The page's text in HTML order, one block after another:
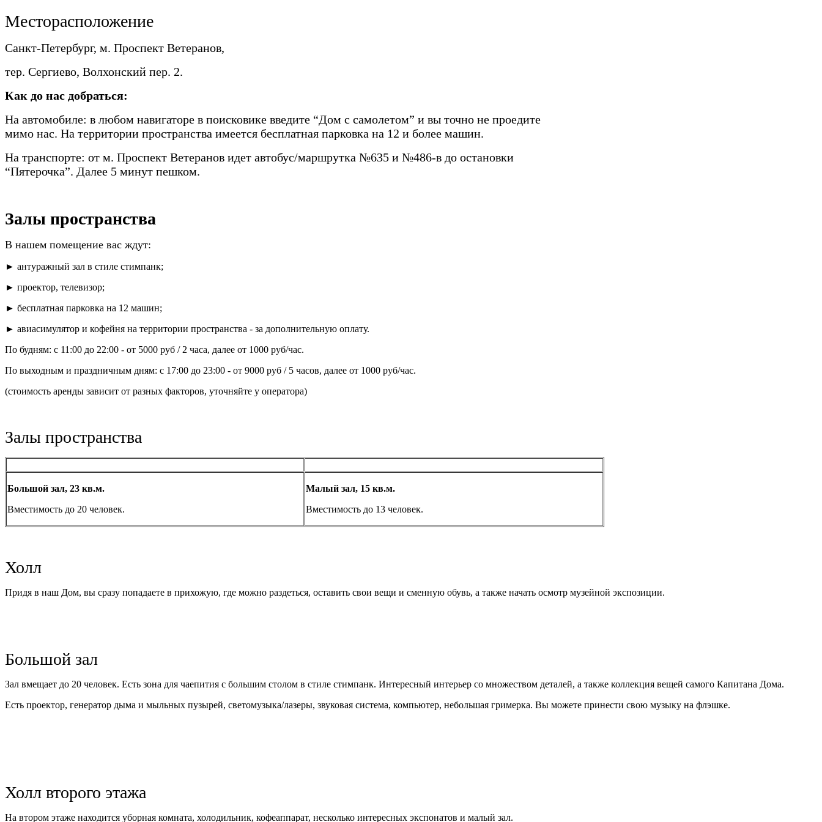
Месторасположение
Санкт-Петербург, м. Проспект Ветеранов,
тер. Сергиево, Волхонский пер. 2.
Как до нас добраться:
На автомобиле: в любом навигаторе в поисковике введите “Дом с самолетом” и вы точно не проедите
мимо нас. На территории пространства имеется бесплатная парковка на 12 и более машин.
На транспорте: от м. Проспект Ветеранов идет автобус/маршрутка №635 и №486-в до остановки
“Пятерочка”. Далее 5 минут пешком.
Залы пространства
В нашем помещение вас ждут:
► антуражный зал в стиле стимпанк;
► проектор, телевизор;
► бесплатная парковка на 12 машин;
► авиасимулятор и кофейня на территории пространства - за дополнительную оплату.
По будням: с 11:00 до 22:00 - от 5000 руб / 2 часа, далее от 1000 руб/час.
По выходным и праздничным дням: с 17:00 до 23:00 - от 9000 руб / 5 часов, далее от 1000 руб/час.
(стоимость аренды зависит от разных факторов, уточняйте у оператора)
Залы пространства
Большой зал, 23 кв.м.
Вместимость до 20 человек.
Малый зал, 15 кв.м.
Вместимость до 13 человек.
Холл
Придя в наш Дом, вы сразу попадаете в прихожую, где можно раздеться, оставить свои вещи и сменную обувь, а также начать осмотр музейной экспозиции.
Большой зал
Зал вмещает до 20 человек. Есть зона для чаепития с большим столом в стиле стимпанк. Интересный интерьер со множеством деталей, а также коллекция вещей самого Капитана Дома.
Есть проектор, генератор дыма и мыльных пузырей, светомузыка/лазеры, звуковая система, компьютер, небольшая гримерка. Вы можете принести свою музыку на флэшке.
Холл второго этажа
На втором этаже находится уборная комната, холодильник, кофеаппарат, несколько интересных экспонатов и малый зал.